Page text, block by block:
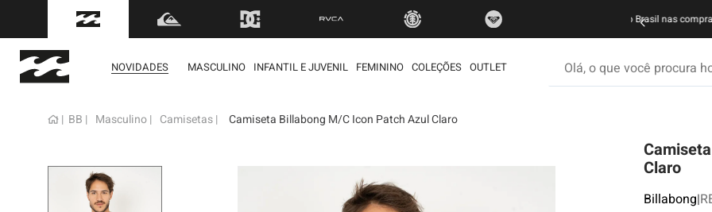
FRETE GRÁTISpara todo Brasil nas compras acima de R$ 499 | Consulte as Regras
NOVIDADES MASCULINO INFANTIL E JUVENIL FEMININO COLEÇÕES OUTLET
BB Masculino Camisetas Camiseta Billabong M/C Icon Patch Azul Claro
Claro
Billabong|
termos mais buscados
regata
boardshort